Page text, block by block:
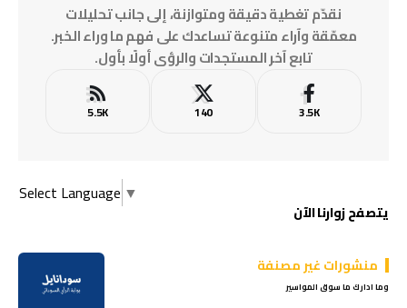
نقدّم تغطية دقيقة ومتوازنة، إلى جانب تحليلات
معمّقة وآراء متنوعة تساعدك على فهم ما وراء الخبر.
تابع آخر المستجدات والرؤى أولًا بأول.
3.5K
140
5.5K
Select Language ▼
يتصفح زوارنا الآن
منشورات غير مصنفة
وما ادارك ما سوق المواسير